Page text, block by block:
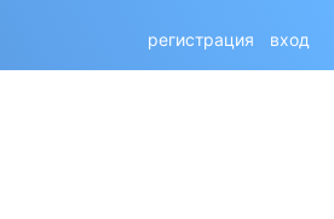
регистрация вход